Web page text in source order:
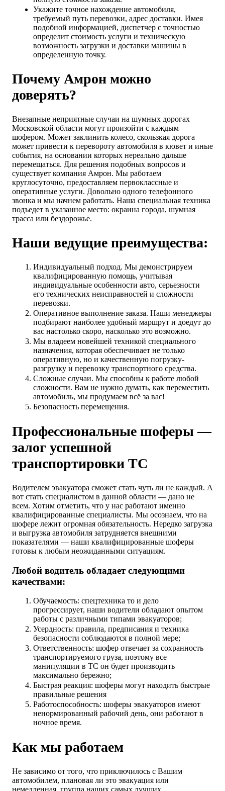
Укажите точное нахождение автомобиля,
требуемый путь перевозки, адрес доставки. Имея
подобной информацией, диспетчер с точностью
определит стоимость услуги и техническую
возможность загрузки и доставки машины в
определенную точку.
Почему Амрон можно
доверять?
Внезапные неприятные случаи на шумных дорогах
Московской области могут произойти с каждым
шофером. Может заклинить колесо, скользкая дорога
может привести к перевороту автомобиля в кювет и иные
события, на основании которых нереально дальше
перемещаться. Для решения подобных вопросов и
существует компания Амрон. Мы работаем
круглосуточно, предоставляем первоклассные и
оперативные услуги. Довольно одного телефонного
звонка и мы начнем работать. Наша специальная техника
подъедет в указанное место: окраина города, шумная
трасса или бездорожье.
Наши ведущие преимущества:
Индивидуальный подход. Мы демонстрируем
квалифицированную помощь, учитывая
индивидуальные особенности авто, серьезности
его технических неисправностей и сложности
перевозки.
Оперативное выполнение заказа. Наши менеджеры
подбирают наиболее удобный маршрут и доедут до
вас настолько скоро, насколько это возможно.
Мы владеем новейшей техникой специального
назначения, которая обеспечивает не только
оперативную, но и качественную погрузку-
разгрузку и перевозку транспортного средства.
Сложные случаи. Мы способны к работе любой
сложности. Вам не нужно думать, как переместить
автомобиль, мы продумаем всё за вас!
Безопасность перемещения.
Профессиональные шоферы —
залог успешной
транспортировки ТС
Водителем эвакуатора сможет стать чуть ли не каждый. А
вот стать специалистом в данной области — дано не
всем. Хотим отметить, что у нас работают именно
квалифицированные специалисты. Мы осознаем, что на
шофере лежит огромная обязательность. Нередко загрузка
и выгрузка автомобиля затрудняется внешними
показателями — наши квалифицированные шоферы
готовы к любым неожиданными ситуациям.
Любой водитель обладает следующими
качествами:
Обучаемость: спецтехника то и дело
прогрессирует, наши водители обладают опытом
работы с различными типами эвакуаторов;
Усердность: правила, предписания и техника
безопасности соблюдаются в полной мере;
Ответственность: шофер отвечает за сохранность
транспортируемого груза, поэтому все
манипуляции в ТС он будет производить
максимально бережно;
Быстрая реакция: шоферы могут находить быстрые
правильные решения
Работоспособность: шоферы эвакуаторов имеют
ненормированный рабочий день, они работают в
ночное время.
Как мы работаем
Не зависимо от того, что приключилось с Вашим
автомобилем, плановая ли это эвакуация или
немедленная, группа наших самых лучших